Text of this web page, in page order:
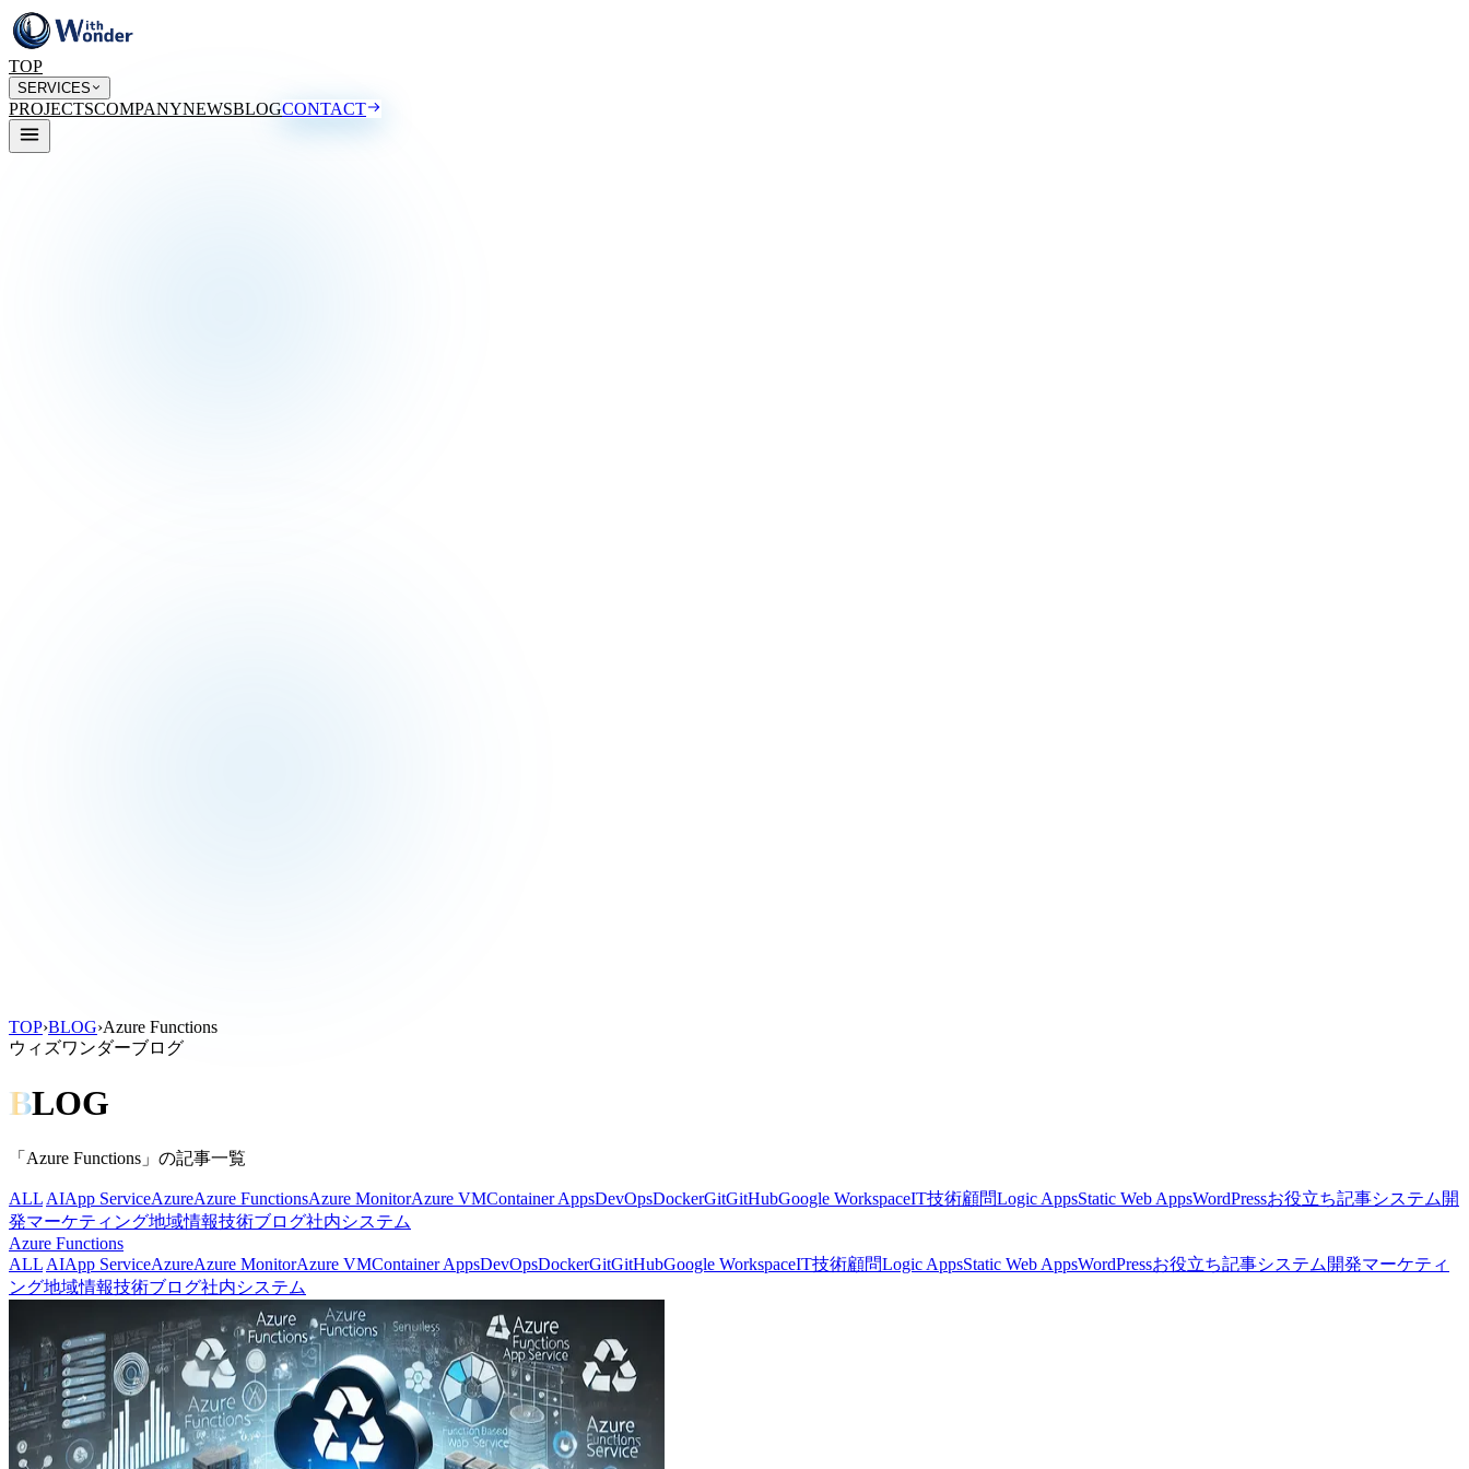
TOP
SERVICES
PROJECTSCOMPANYNEWSBLOGCONTACT
TOP›BLOG›Azure Functions
ウィズワンダーブログ
BLOG
「Azure Functions」の記事一覧
ALL AIApp ServiceAzureAzure FunctionsAzure MonitorAzure VMContainer AppsDevOpsDockerGitGitHubGoogle WorkspaceIT技術顧問Logic AppsStatic Web AppsWordPressお役立ち記事システム開
発マーケティング地域情報技術ブログ社内システム
Azure Functions
ALL AIApp ServiceAzureAzure MonitorAzure VMContainer AppsDevOpsDockerGitGitHubGoogle WorkspaceIT技術顧問Logic AppsStatic Web AppsWordPressお役立ち記事システム開発マーケティ
ング地域情報技術ブログ社内システム